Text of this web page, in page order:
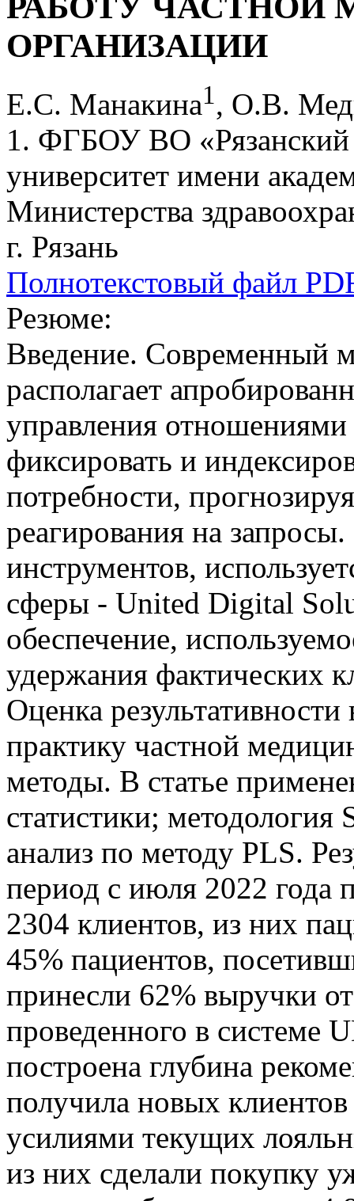
ОРГАНИЗАЦИИ
Е.С. Манакина1, О.В.
1. ФГБОУ ВО «Рязанский
университет имени
Министерства
г. Рязань
Полнотекстовый файл
Резюме:
Введение. Современный
располагает
управления
фиксировать и
потребности,
реагирования на
инструментов,
сферы - United Digital
обеспечение,
удержания фактических
Оценка
практику частной
методы. В статье
статистики;
анализ по методу PLS.
период с июля 2022 года
2304 клиентов, из них
45% пациентов,
принесли 62% выручки
проведенного в системе
построена глубина
получила новых
усилиями текущих
из них сделали покупку